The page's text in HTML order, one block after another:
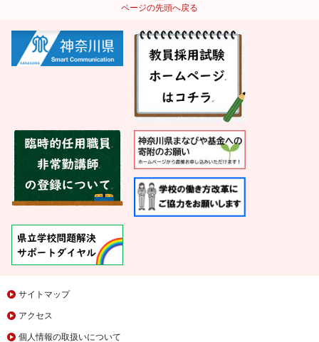
ページの先頭へ戻る
サイトマップ
アクセス
個人情報の取扱いについて